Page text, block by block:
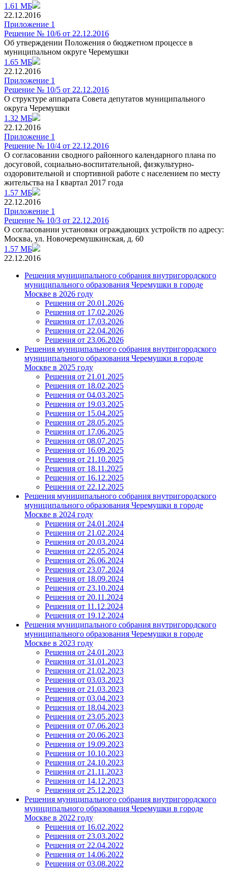
1.61 МБ
22.12.2016
Приложение 1
Решение № 10/6 от 22.12.2016
Об утверждении Положения о бюджетном процессе в
муниципальном округе Черемушки
1.65 МБ
22.12.2016
Приложение 1
Решение № 10/5 от 22.12.2016
О структуре аппарата Совета депутатов муниципального
округа Черемушки
1.32 МБ
22.12.2016
Приложение 1
Решение № 10/4 от 22.12.2016
О согласовании сводного районного календарного плана по
досуговой, социально-воспитательной, физкультурно-
оздоровительной и спортивной работе с населением по месту
жительства на I квартал 2017 года
1.57 МБ
22.12.2016
Приложение 1
Решение № 10/3 от 22.12.2016
О согласовании установки ограждающих устройств по адресу:
Москва, ул. Новочеремушкинская, д. 60
1.57 МБ
22.12.2016
Решения муниципального собрания внутригородского
муниципального образования Черемушки в городе
Москве в 2026 году
Решения от 20.01.2026
Решения от 17.02.2026
Решения от 17.03.2026
Решения от 22.04.2026
Решения от 23.06.2026
Решения муниципального собрания внутригородского
муниципального образования Черемушки в городе
Москве в 2025 году
Решения от 21.01.2025
Решения от 18.02.2025
Решения от 04.03.2025
Решения от 19.03.2025
Решения от 15.04.2025
Решения от 28.05.2025
Решения от 17.06.2025
Решения от 08.07.2025
Решения от 16.09.2025
Решения от 21.10.2025
Решения от 18.11.2025
Решения от 16.12.2025
Решения от 22.12.2025
Решения муниципального собрания внутригородского
муниципального образования Черемушки в городе
Москве в 2024 году
Решения от 24.01.2024
Решения от 21.02.2024
Решения от 20.03.2024
Решения от 22.05.2024
Решения от 26.06.2024
Решения от 23.07.2024
Решения от 18.09.2024
Решения от 23.10.2024
Решения от 20.11.2024
Решения от 11.12.2024
Решения от 19.12.2024
Решения муниципального собрания внутригородского
муниципального образования Черемушки в городе
Москве в 2023 году
Решения от 24.01.2023
Решения от 31.01.2023
Решения от 21.02.2023
Решения от 03.03.2023
Решения от 21.03.2023
Решения от 03.04.2023
Решения от 18.04.2023
Решения от 23.05.2023
Решения от 07.06.2023
Решения от 20.06.2023
Решения от 19.09.2023
Решения от 10.10.2023
Решения от 24.10.2023
Решения от 21.11.2023
Решения от 14.12.2023
Решения от 25.12.2023
Решения муниципального собрания внутригородского
муниципального образования Черемушки в городе
Москве в 2022 году
Решения от 16.02.2022
Решения от 23.03.2022
Решения от 22.04.2022
Решения от 14.06.2022
Решения от 03.08.2022